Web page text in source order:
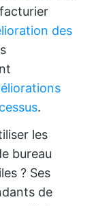
des
.
les
bureau
? Ses
de